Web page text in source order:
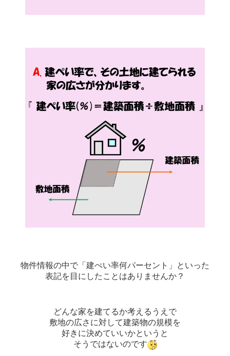
物件情報の中で「建ぺい率何パーセント」といった
表記を目にしたことはありませんか？
どんな家を建てるか考えるうえで
敷地の広さに対して建築物の規模を
好きに決めていいかというと
そうではないのです